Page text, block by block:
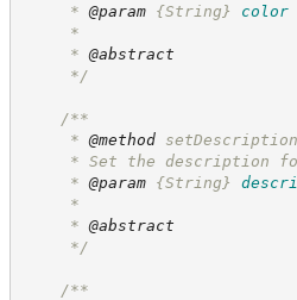
* @param {String} color
*
* @abstract
*/
/**
* @method setDescription
* Set the description
* @param {String}
*
* @abstract
*/
/**